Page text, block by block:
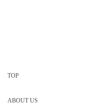
TOP
ABOUT US